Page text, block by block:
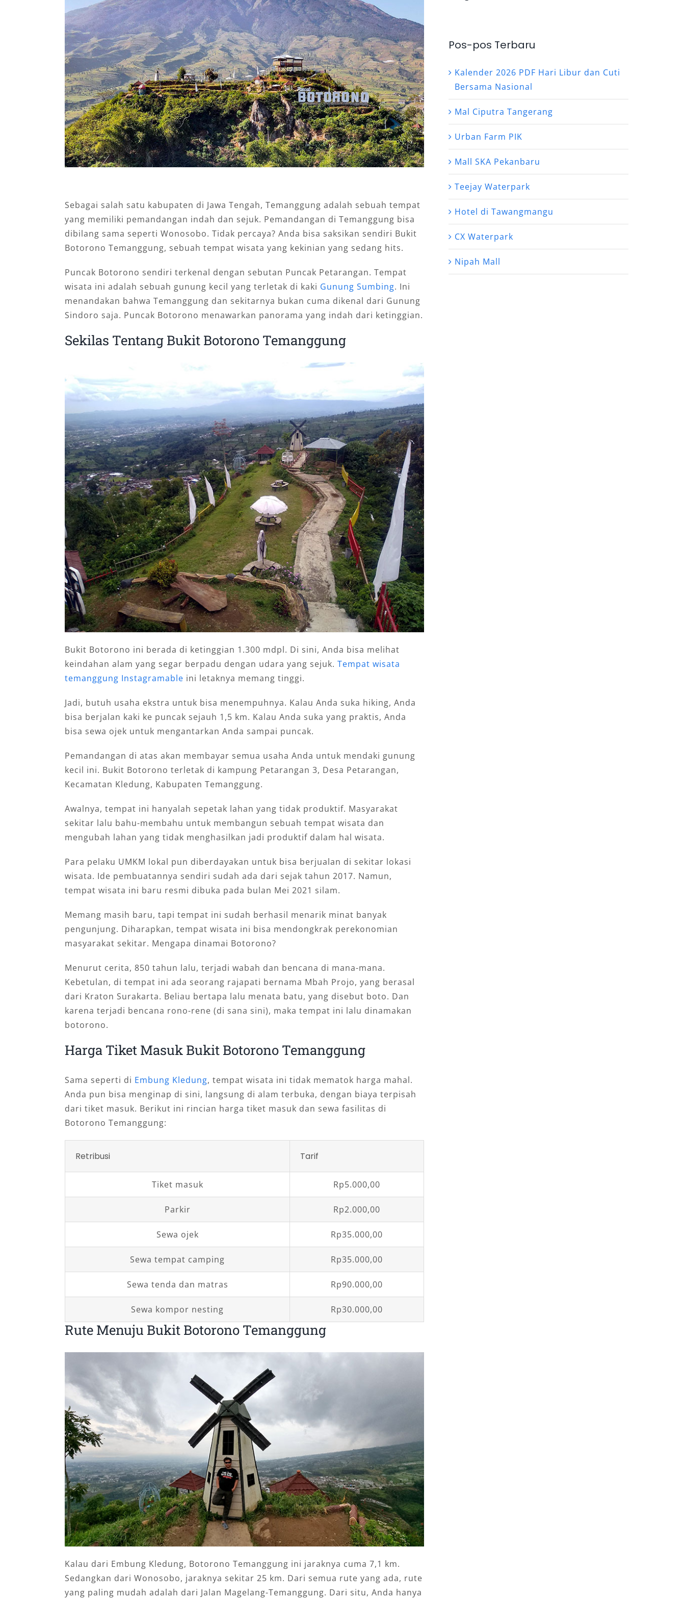
Sebagai salah satu kabupaten di Jawa Tengah, Temanggung adalah sebuah tempat
yang memiliki pemandangan indah dan sejuk. Pemandangan di Temanggung bisa
dibilang sama seperti Wonosobo. Tidak percaya? Anda bisa saksikan sendiri Bukit
Botorono Temanggung, sebuah tempat wisata yang kekinian yang sedang hits.
Puncak Botorono sendiri terkenal dengan sebutan Puncak Petarangan. Tempat
wisata ini adalah sebuah gunung kecil yang terletak di kaki Gunung Sumbing. Ini
menandakan bahwa Temanggung dan sekitarnya bukan cuma dikenal dari Gunung
Sindoro saja. Puncak Botorono menawarkan panorama yang indah dari ketinggian.
Sekilas Tentang Bukit Botorono Temanggung
Bukit Botorono ini berada di ketinggian 1.300 mdpl. Di sini, Anda bisa melihat
keindahan alam yang segar berpadu dengan udara yang sejuk. Tempat wisata
temanggung Instagramable ini letaknya memang tinggi.
Jadi, butuh usaha ekstra untuk bisa menempuhnya. Kalau Anda suka hiking, Anda
bisa berjalan kaki ke puncak sejauh 1,5 km. Kalau Anda suka yang praktis, Anda
bisa sewa ojek untuk mengantarkan Anda sampai puncak.
Pemandangan di atas akan membayar semua usaha Anda untuk mendaki gunung
kecil ini. Bukit Botorono terletak di kampung Petarangan 3, Desa Petarangan,
Kecamatan Kledung, Kabupaten Temanggung.
Awalnya, tempat ini hanyalah sepetak lahan yang tidak produktif. Masyarakat
sekitar lalu bahu-membahu untuk membangun sebuah tempat wisata dan
mengubah lahan yang tidak menghasilkan jadi produktif dalam hal wisata.
Para pelaku UMKM lokal pun diberdayakan untuk bisa berjualan di sekitar lokasi
wisata. Ide pembuatannya sendiri sudah ada dari sejak tahun 2017. Namun,
tempat wisata ini baru resmi dibuka pada bulan Mei 2021 silam.
Memang masih baru, tapi tempat ini sudah berhasil menarik minat banyak
pengunjung. Diharapkan, tempat wisata ini bisa mendongkrak perekonomian
masyarakat sekitar. Mengapa dinamai Botorono?
Menurut cerita, 850 tahun lalu, terjadi wabah dan bencana di mana-mana.
Kebetulan, di tempat ini ada seorang rajapati bernama Mbah Projo, yang berasal
dari Kraton Surakarta. Beliau bertapa lalu menata batu, yang disebut boto. Dan
karena terjadi bencana rono-rene (di sana sini), maka tempat ini lalu dinamakan
botorono.
Harga Tiket Masuk Bukit Botorono Temanggung
Sama seperti di Embung Kledung, tempat wisata ini tidak mematok harga mahal.
Anda pun bisa menginap di sini, langsung di alam terbuka, dengan biaya terpisah
dari tiket masuk. Berikut ini rincian harga tiket masuk dan sewa fasilitas di
Botorono Temanggung:
Retribusi Tarif
Tiket masuk Rp5.000,00
Parkir Rp2.000,00
Sewa ojek Rp35.000,00
Sewa tempat camping Rp35.000,00
Sewa tenda dan matras Rp90.000,00
Sewa kompor nesting Rp30.000,00
Rute Menuju Bukit Botorono Temanggung
Kalau dari Embung Kledung, Botorono Temanggung ini jaraknya cuma 7,1 km.
Sedangkan dari Wonosobo, jaraknya sekitar 25 km. Dari semua rute yang ada, rute
yang paling mudah adalah dari Jalan Magelang-Temanggung. Dari situ, Anda hanya
Pos-pos Terbaru
Kalender 2026 PDF Hari Libur dan Cuti
Bersama Nasional
Mal Ciputra Tangerang
Urban Farm PIK
Mall SKA Pekanbaru
Teejay Waterpark
Hotel di Tawangmangu
CX Waterpark
Nipah Mall